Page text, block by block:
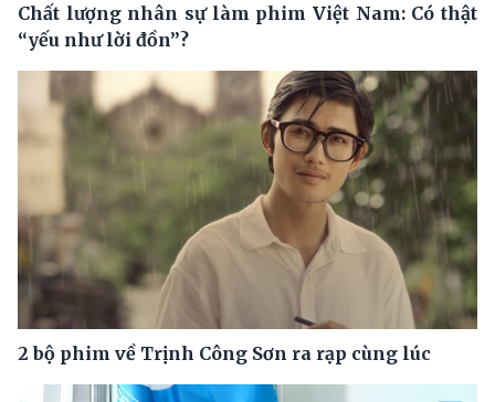
Chất lượng nhân sự làm phim Việt Nam: Có thật
“yếu như lời đồn”?
2 bộ phim về Trịnh Công Sơn ra rạp cùng lúc